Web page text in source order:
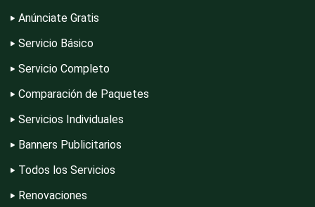
Dulcerías
Edecanes
Editores
Electricidad y Plomería
Anúnciate Gratis
Servicio Básico
Servicio Completo
Comparación de Paquetes
Servicios Individuales
Banners Publicitarios
Todos los Servicios
Renovaciones